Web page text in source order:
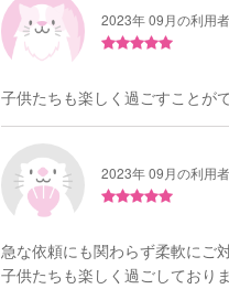
2023年 09月の利用者
子供たちも楽しく過ごすことが
2023年 09月の利用者
急な依頼にも関わらず柔軟にご
子供たちも楽しく過ごしており